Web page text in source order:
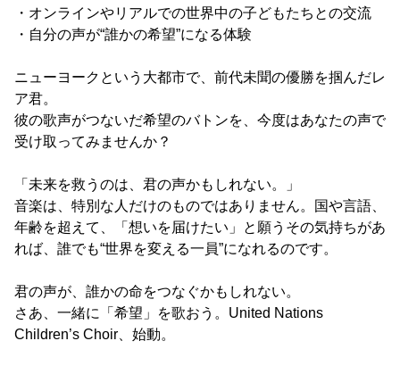
・オンラインやリアルでの世界中の子どもたちとの交流
・自分の声が“誰かの希望”になる体験
ニューヨークという大都市で、前代未聞の優勝を掴んだレ
ア君。
彼の歌声がつないだ希望のバトンを、今度はあなたの声で
受け取ってみませんか？
「未来を救うのは、君の声かもしれない。」
音楽は、特別な人だけのものではありません。国や言語、
年齢を超えて、「想いを届けたい」と願うその気持ちがあ
れば、誰でも“世界を変える一員”になれるのです。
君の声が、誰かの命をつなぐかもしれない。
さあ、一緒に「希望」を歌おう。United Nations
Children’s Choir、始動。